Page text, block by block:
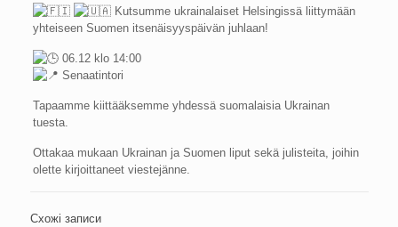
Kutsumme ukrainalaiset Helsingissä liittymään
yhteiseen Suomen itsenäisyyspäivän juhlaan!
06.12 klo 14:00
Senaatintori
Tapaamme kiittääksemme yhdessä suomalaisia Ukrainan
tuesta.
Ottakaa mukaan Ukrainan ja Suomen liput sekä julisteita, joihin
olette kirjoittaneet viestejänne.
Схожі записи